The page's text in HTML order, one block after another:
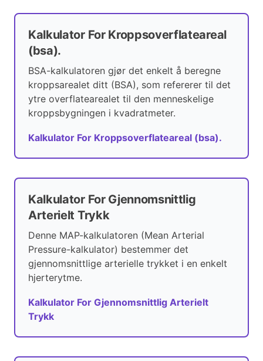
Kalkulator For Kroppsoverflateareal
(bsa).
BSA-kalkulatoren gjør det enkelt å beregne
kroppsarealet ditt (BSA), som refererer til det
ytre overflatearealet til den menneskelige
kroppsbygningen i kvadratmeter.
Kalkulator For Kroppsoverflateareal (bsa).
Kalkulator For Gjennomsnittlig
Arterielt Trykk
Denne MAP-kalkulatoren (Mean Arterial
Pressure-kalkulator) bestemmer det
gjennomsnittlige arterielle trykket i en enkelt
hjerterytme.
Kalkulator For Gjennomsnittlig Arterielt
Trykk